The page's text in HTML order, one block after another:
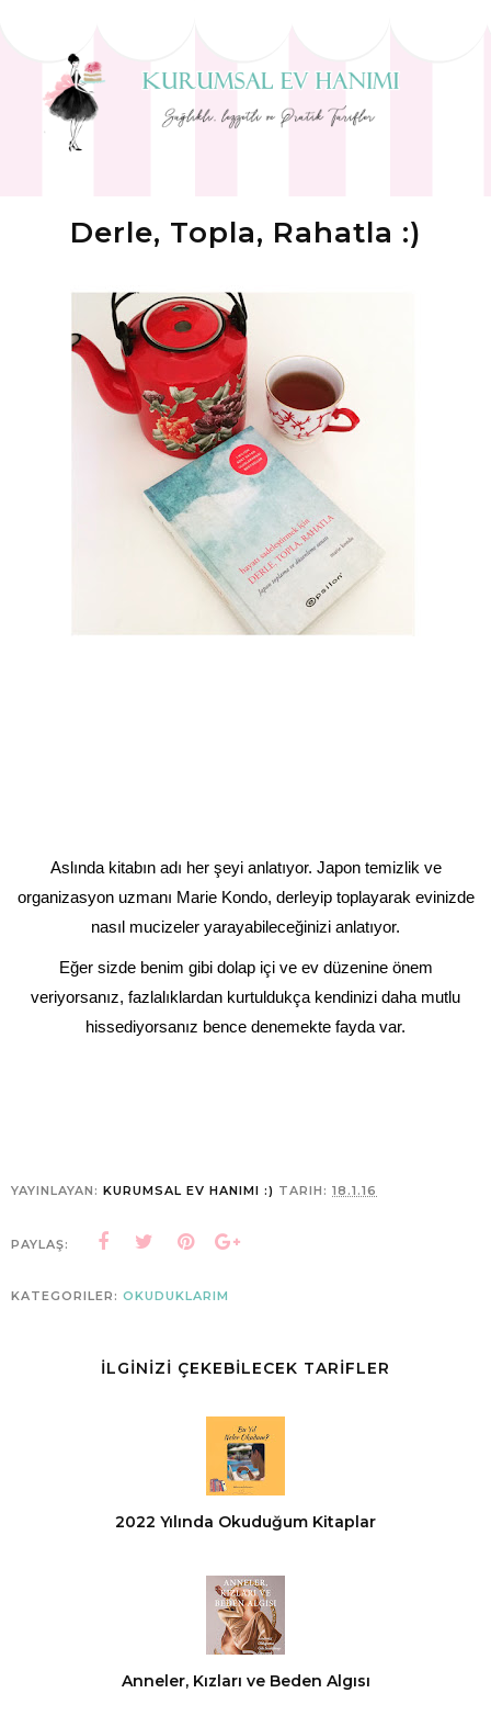
Derle, Topla, Rahatla :)
Aslında kitabın adı her şeyi anlatıyor. Japon temizlik ve
organizasyon uzmanı Marie Kondo, derleyip toplayarak evinizde
nasıl mucizeler yarayabileceğinizi anlatıyor.
Eğer sizde benim gibi dolap içi ve ev düzenine önem
veriyorsanız, fazlalıklardan kurtuldukça kendinizi daha mutlu
hissediyorsanız bence denemekte fayda var.
YAYINLAYAN: KURUMSAL EV HANIMI :) TARIH: 18.1.16
PAYLAŞ:
KATEGORILER: OKUDUKLARIM
İLGİNİZİ ÇEKEBİLECEK TARİFLER
2022 Yılında Okuduğum Kitaplar
Anneler, Kızları ve Beden Algısı